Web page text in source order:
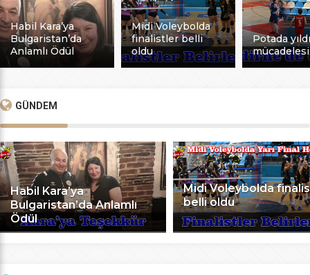
Habil Kara’ya
Bulgaristan’da
Anlamlı Ödül
Midi Voleybolda
finalistler belli
oldu
Potada
mücadelesi
GÜNDEM
Habil Kara’ya
Bulgaristan’da Anlamlı
Ödül
Midi Voleybolda
belli oldu